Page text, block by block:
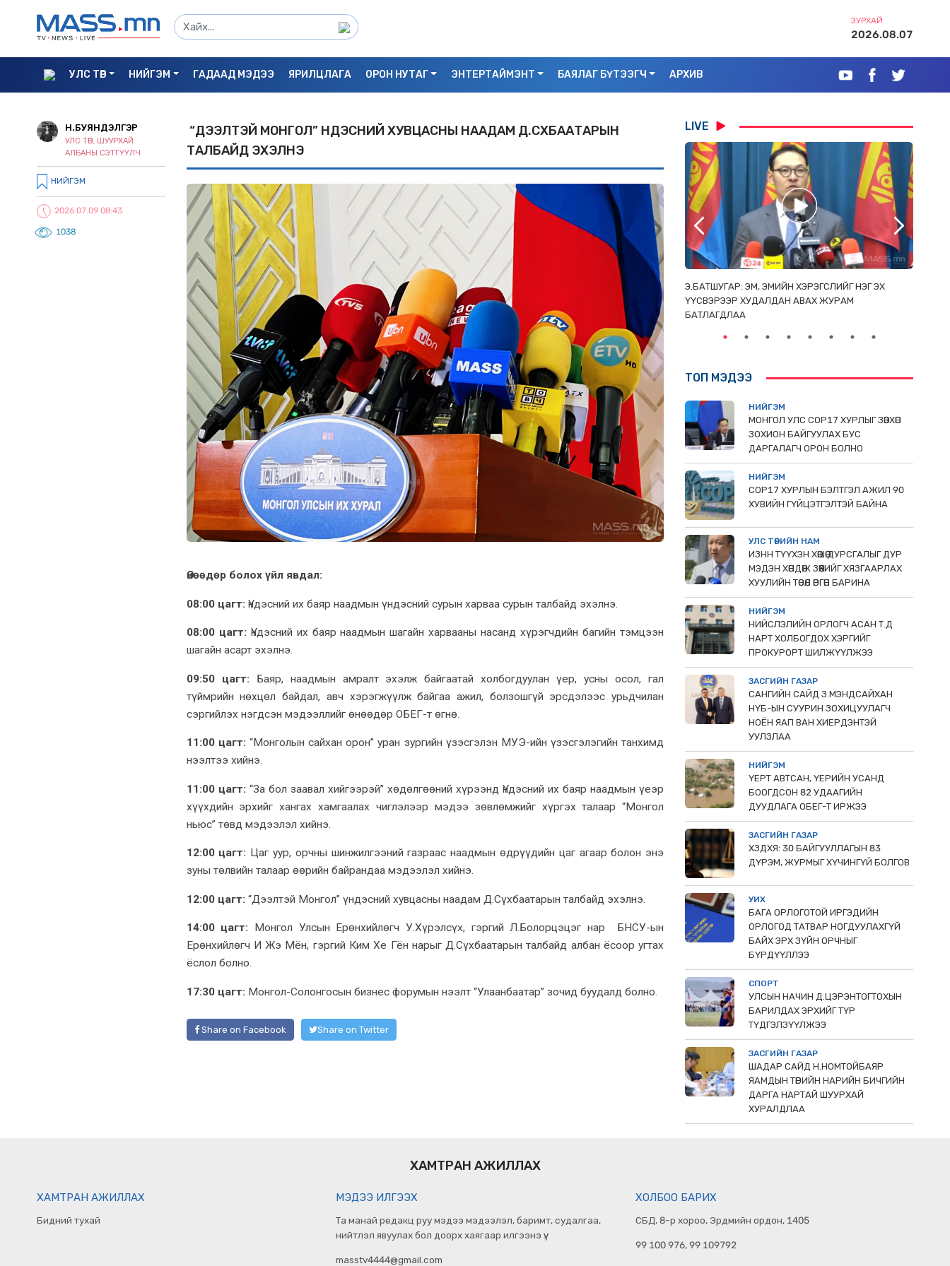
ЗУРХАЙ
2026.08.07
УЛС ТӨР НИЙГЭМ ГАДААД МЭДЭЭ ЯРИЛЦЛАГА ОРОН НУТАГ ЭНТЕРТАЙМЭНТ БАЯЛАГ БҮТЭЭГЧ АРХИВ
Н.БУЯНДЭЛГЭР
УЛС ТӨР, ШУУРХАЙ
АЛБАНЫ СЭТГҮҮЛЧ
НИЙГЭМ
2026.07.09 08:43
1038
“ДЭЭЛТЭЙ МОНГОЛ” ҮНДЭСНИЙ ХУВЦАСНЫ НААДАМ Д.СҮХБААТАРЫН
ТАЛБАЙД ЭХЭЛНЭ
Өнөөдөр болох үйл явдал:
08:00 цагт: Үндэсний их баяр наадмын үндэсний сурын харваа сурын талбайд эхэлнэ.
08:00 цагт: Үндэсний их баяр наадмын шагайн харвааны насанд хүрэгчдийн багийн тэмцээн
шагайн асарт эхэлнэ.
09:50 цагт: Баяр, наадмын амралт эхэлж байгаатай холбогдуулан үер, усны осол, гал
түймрийн нөхцөл байдал, авч хэрэгжүүлж байгаа ажил, болзошгүй эрсдэлээс урьдчилан
сэргийлэх нэгдсэн мэдээллийг өнөөдөр ОБЕГ-т өгнө.
11:00 цагт: “Монголын сайхан орон” уран зургийн үзэсгэлэн МУЭ-ийн үзэсгэлэгийн танхимд
нээлтээ хийнэ.
11:00 цагт: “За бол заавал хийгээрэй” хөдөлгөөний хүрээнд Үндэсний их баяр наадмын үеэр
хүүхдийн эрхийг хангах хамгаалах чиглэлээр мэдээ зөвлөмжийг хүргэх талаар “Монгол
ньюс” төвд мэдээлэл хийнэ.
12:00 цагт: Цаг уур, орчны шинжилгээний газраас наадмын өдрүүдийн цаг агаар болон энэ
зуны төлвийн талаар өөрийн байрандаа мэдээлэл хийнэ.
12:00 цагт: “Дээлтэй Монгол” үндэсний хувцасны наадам Д.Сүхбаатарын талбайд эхэлнэ.
14:00 цагт: Монгол Улсын Ерөнхийлөгч У.Хүрэлсүх, гэргий Л.Болорцэцэг нар БНСУ-ын
Ерөнхийлөгч И Жэ Мён, гэргий Ким Хе Гён нарыг Д.Сүхбаатарын талбайд албан ёсоор угтах
ёслол болно.
17:30 цагт: Монгол-Солонгосын бизнес форумын нээлт “Улаанбаатар” зочид буудалд болно.
Share on Facebook Share on Twitter
LIVE
С.БАЯРБИЛЭГ: ДРАГОН ТӨВИЙН 3 ДАВХРААС
УНАСАН 25 НАСТАЙ ЭМЭГТЭЙ АМИА ХОРЛОСОН
БАЙЖ БОЛЗОШГҮЙ
Э.БАТШУГАР: ЭМ, ЭМИЙН ХЭРЭГСЛИЙГ НЭГ ЭХ
ҮҮСВЭРЭЭР ХУДАЛДАН АВАХ ЖУРАМ
БАТЛАГДЛАА
ТОП МЭДЭЭ
НИЙГЭМ
МОНГОЛ УЛС СОР17 ХУРЛЫГ ЗӨВХӨН
ЗОХИОН БАЙГУУЛАХ БУС
ДАРГАЛАГЧ ОРОН БОЛНО
НИЙГЭМ
COP17 ХУРЛЫН БЭЛТГЭЛ АЖИЛ 90
ХУВИЙН ГҮЙЦЭТГЭЛТЭЙ БАЙНА
УЛС ТӨРИЙН НАМ
ИЗНН ТҮҮХЭН ХӨШӨӨ ДУРСГАЛЫГ ДУР
МЭДЭН ХӨНДӨЖ ЗӨӨХИЙГ ХЯЗГААРЛАХ
ХУУЛИЙН ТӨСӨЛ ӨРГӨН БАРИНА
НИЙГЭМ
НИЙСЛЭЛИЙН ОРЛОГЧ АСАН Т.Д
НАРТ ХОЛБОГДОХ ХЭРГИЙГ
ПРОКУРОРТ ШИЛЖҮҮЛЖЭЭ
ЗАСГИЙН ГАЗАР
САНГИЙН САЙД З.МЭНДСАЙХАН
НҮБ-ЫН СУУРИН ЗОХИЦУУЛАГЧ
НОЁН ЯАП ВАН ХИЕРДЭНТЭЙ
УУЛЗЛАА
НИЙГЭМ
ҮЕРТ АВТСАН, ҮЕРИЙН УСАНД
БООГДСОН 82 УДААГИЙН
ДУУДЛАГА ОБЕГ-Т ИРЖЭЭ
ЗАСГИЙН ГАЗАР
ХЗДХЯ: 30 БАЙГУУЛЛАГЫН 83
ДҮРЭМ, ЖУРМЫГ ХҮЧИНГҮЙ БОЛГОВ
УИХ
БАГА ОРЛОГОТОЙ ИРГЭДИЙН
ОРЛОГОД ТАТВАР НОГДУУЛАХГҮЙ
БАЙХ ЭРХ ЗҮЙН ОРЧНЫГ
БҮРДҮҮЛЛЭЭ
СПОРТ
УЛСЫН НАЧИН Д.ЦЭРЭНТОГТОХЫН
БАРИЛДАХ ЭРХИЙГ ТҮР
ТҮДГЭЛЗҮҮЛЖЭЭ
ЗАСГИЙН ГАЗАР
ШАДАР САЙД Н.НОМТОЙБАЯР
ЯАМДЫН ТӨРИЙН НАРИЙН БИЧГИЙН
ДАРГА НАРТАЙ ШУУРХАЙ
ХУРАЛДЛАА
ХАМТРАН АЖИЛЛАХ
ХАМТРАН АЖИЛЛАХ
Бидний тухай
МЭДЭЭ ИЛГЭЭХ
Та манай редакц руу мэдээ мэдээлэл, баримт, судалгаа,
нийтлэл явуулах бол доорх хаягаар илгээнэ үү.
masstv4444@gmail.com
ХОЛБОО БАРИХ
СБД, 8-р хороо, Эрдмийн ордон, 1405
99 100 976, 99 109792